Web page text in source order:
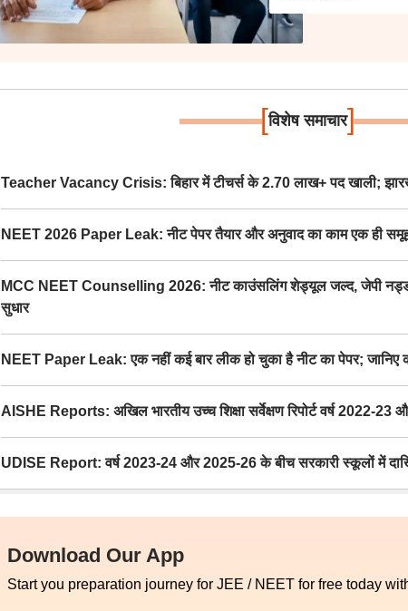
[विशेष समाचार]
Teacher Vacancy Crisis: बिहार में टीचर्स के 2.70 लाख+ पद खाली;
NEET 2026 Paper Leak: नीट पेपर तैयार और अनुवाद का काम एक ही
MCC NEET Counselling 2026: नीट काउंसलिंग शेड्यूल जल्द, जेपी नड्डा
सुधार
NEET Paper Leak: एक नहीं कई बार लीक हो चुका है नीट का पेपर; जानिए
AISHE Reports: अखिल भारतीय उच्च शिक्षा सर्वेक्षण रिपोर्ट वर्ष 2022-23
UDISE Report: वर्ष 2023-24 और 2025-26 के बीच सरकारी स्कूलों में
Download Our App
Start you preparation journey for JEE / NEET for free today